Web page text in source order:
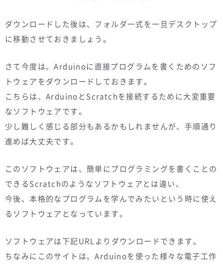
ダウンロードした後は、フォルダ一式を一旦デスクトップ
に移動させておきましょう。
さて今度は、Arduinoに直接プログラムを書くためのソフ
トウェアをダウンロードしておきます。
こちらは、ArduinoとScratchを接続するために大変重要
なソフトウェアです。
少し難しく感じる部分もあるかもしれませんが、手順通り
進めば大丈夫です。
このソフトウェアは、簡単にプログラミングを書くことの
できるScratchのようなソフトウェアとは違い、
今後、本格的なプログラムを学んでみたいという時に使え
るソフトウェアとなっています。
ソフトウェアは下記URLよりダウンロードできます。
ちなみにこのサイトは、Arduinoを使った様々な電子工作